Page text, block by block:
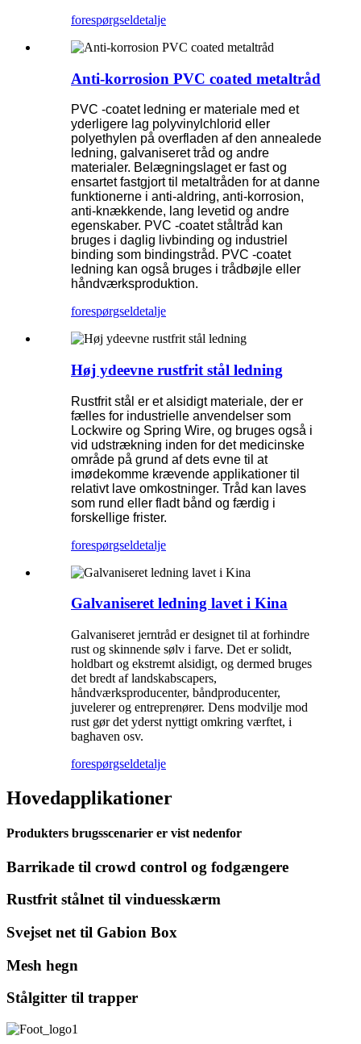
forespørgseldetalje
Anti-korrosion PVC coated metaltråd
PVC -coatet ledning er materiale med et
yderligere lag polyvinylchlorid eller
polyethylen på overfladen af ​​den annealede
ledning, galvaniseret tråd og andre
materialer. Belægningslaget er fast og
ensartet fastgjort til metaltråden for at danne
funktionerne i anti-aldring, anti-korrosion,
anti-knækkende, lang levetid og andre
egenskaber. PVC -coatet ståltråd kan
bruges i daglig livbinding og industriel
binding som bindingstråd. PVC -coatet
ledning kan også bruges i trådbøjle eller
håndværksproduktion.
forespørgseldetalje
Høj ydeevne rustfrit stål ledning
Rustfrit stål er et alsidigt materiale, der er
fælles for industrielle anvendelser som
Lockwire og Spring Wire, og bruges også i
vid udstrækning inden for det medicinske
område på grund af dets evne til at
imødekomme krævende applikationer til
relativt lave omkostninger. Tråd kan laves
som rund eller fladt bånd og færdig i
forskellige frister.
forespørgseldetalje
Galvaniseret ledning lavet i Kina
Galvaniseret jerntråd er designet til at forhindre
rust og skinnende sølv i farve. Det er solidt,
holdbart og ekstremt alsidigt, og dermed bruges
det bredt af landskabscapers,
håndværksproducenter, båndproducenter,
juvelerer og entreprenører. Dens modvilje mod
rust gør det yderst nyttigt omkring værftet, i
baghaven osv.
forespørgseldetalje
Hovedapplikationer
Produkters brugsscenarier er vist nedenfor
Barrikade til crowd control og fodgængere
Rustfrit stålnet til vinduesskærm
Svejset net til Gabion Box
Mesh hegn
Stålgitter til trapper